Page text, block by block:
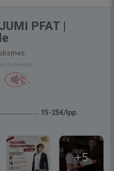
PFAT |
3 dienām
15-25€/lpp.
+5